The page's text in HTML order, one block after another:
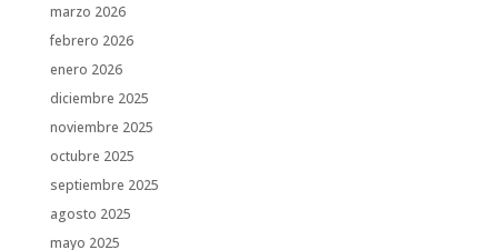
marzo 2026
febrero 2026
enero 2026
diciembre 2025
noviembre 2025
octubre 2025
septiembre 2025
agosto 2025
mayo 2025